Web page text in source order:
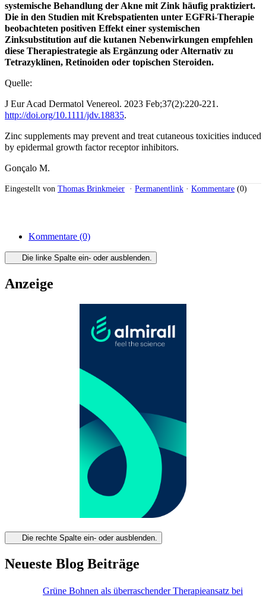
systemische Behandlung der Akne mit Zink häufig praktiziert.
Die in den Studien mit Krebspatienten unter EGFRi-Therapie
beobachteten positiven Effekt einer systemischen
Zinksubstitution auf die kutanen Nebenwirkungen empfehlen
diese Therapiestrategie als Ergänzung oder Alternativ zu
Tetrazyklinen, Retinoiden oder topischen Steroiden.
Quelle:
J Eur Acad Dermatol Venereol. 2023 Feb;37(2):220-221.
http://doi.org/10.1111/jdv.18835.
Zinc supplements may prevent and treat cutaneous toxicities induced
by epidermal growth factor receptor inhibitors.
Gonçalo M.
Eingestellt von Thomas Brinkmeier · Permanentlink · Kommentare (0)
Kommentare (0)
Die linke Spalte ein- oder ausblenden.
Anzeige
Die rechte Spalte ein- oder ausblenden.
Neueste Blog Beiträge
Grüne Bohnen als überraschender Therapieansatz bei